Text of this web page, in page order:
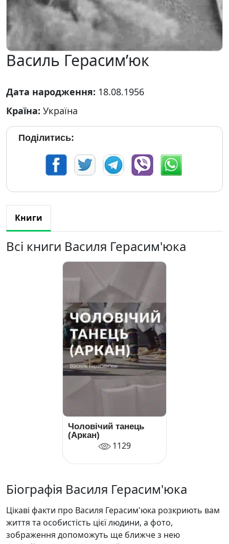
Василь Герасим’юк
Дата народження: 18.08.1956
Країна: Україна
Поділитись:
Книги
Всі книги Василя Герасим'юка
Чоловічий танець
(Аркан)
1129
Біографія Василя Герасим'юка
Цікаві факти про Василя Герасим'юка розкриють вам
життя та особистість цієї людини, а фото,
зображення допоможуть ще ближче з нею